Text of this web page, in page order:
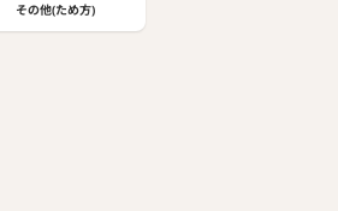
その他(ため方)